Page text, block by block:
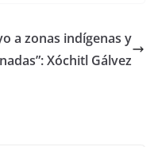
a zonas indígenas y
Xóchitl Gálvez